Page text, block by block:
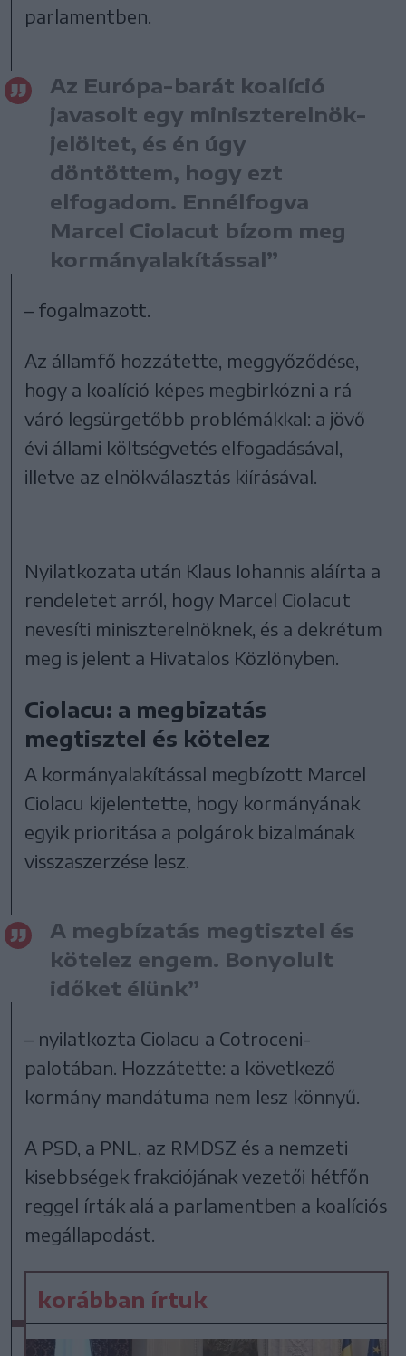
parlamentben.
Az Európa-barát koalíció
javasolt egy miniszterelnök-
jelöltet, és én úgy
döntöttem, hogy ezt
elfogadom. Ennélfogva
Marcel Ciolacut bízom meg
kormányalakítással”
– fogalmazott.
Az államfő hozzátette, meggyőződése,
hogy a koalíció képes megbirkózni a rá
váró legsürgetőbb problémákkal: a jövő
évi állami költségvetés elfogadásával,
illetve az elnökválasztás kiírásával.
Nyilatkozata után Klaus Iohannis aláírta a
rendeletet arról, hogy Marcel Ciolacut
nevesíti miniszterelnöknek, és a dekrétum
meg is jelent a Hivatalos Közlönyben.
Ciolacu: a megbizatás
megtisztel és kötelez
A kormányalakítással megbízott Marcel
Ciolacu kijelentette, hogy kormányának
egyik prioritása a polgárok bizalmának
visszaszerzése lesz.
A megbízatás megtisztel és
kötelez engem. Bonyolult
időket élünk”
– nyilatkozta Ciolacu a Cotroceni-
palotában. Hozzátette: a következő
kormány mandátuma nem lesz könnyű.
A PSD, a PNL, az RMDSZ és a nemzeti
kisebbségek frakciójának vezetői hétfőn
reggel írták alá a parlamentben a koalíciós
megállapodást.
korábban írtuk